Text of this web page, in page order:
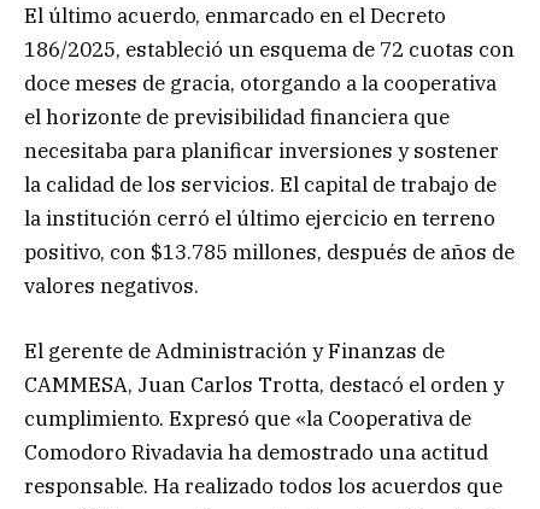
El último acuerdo, enmarcado en el Decreto
186/2025, estableció un esquema de 72 cuotas con
doce meses de gracia, otorgando a la cooperativa
el horizonte de previsibilidad financiera que
necesitaba para planificar inversiones y sostener
la calidad de los servicios. El capital de trabajo de
la institución cerró el último ejercicio en terreno
positivo, con $13.785 millones, después de años de
valores negativos.
El gerente de Administración y Finanzas de
CAMMESA, Juan Carlos Trotta, destacó el orden y
cumplimiento. Expresó que «la Cooperativa de
Comodoro Rivadavia ha demostrado una actitud
responsable. Ha realizado todos los acuerdos que